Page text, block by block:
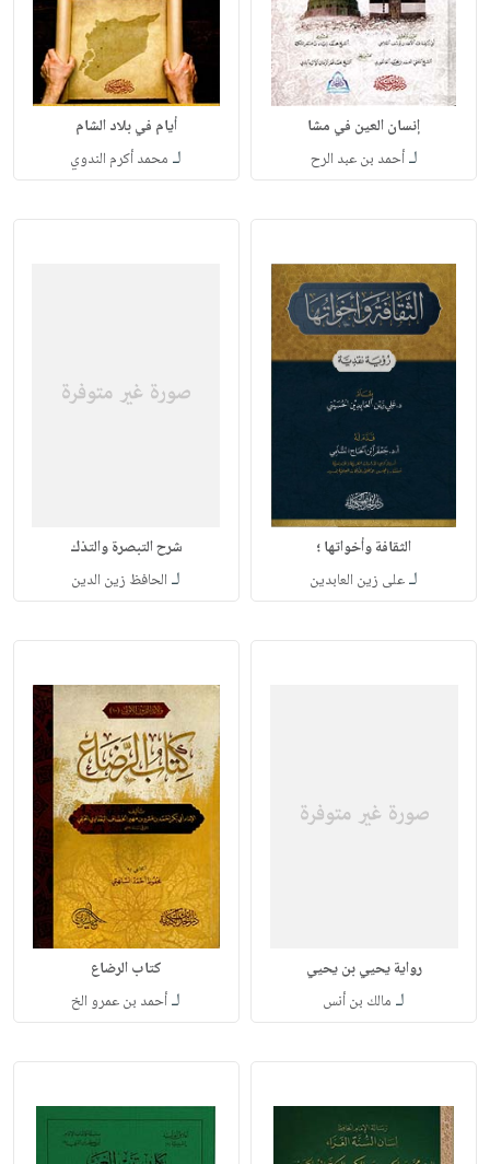
إنسان العين في مشا
لـأحمد بن عبد الرح
أيام في بلاد الشام
لـ محمد أكرم الندوي
الثقافة وأخواتها ؛
لـعلى زين العابدين
شرح التبصرة والتذك
لـ الحافظ زين الدين
رواية يحيي بن يحيي
لـ مالك بن أنس
كتاب الرضاع
لـأحمد بن عمرو الخ